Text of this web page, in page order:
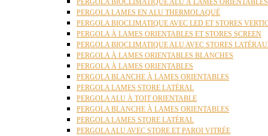
PERGOLA BIOCLIMATIQUE ALU À LAMES
PERGOLA LAMES EN ALU THERMOLAQUÉ
PERGOLA BIOCLIMATIQUE AVEC LED ET STORES
PERGOLA À LAMES ORIENTABLES ET STORES SCREEN
PERGOLA BIOCLIMATIQUE ALU AVEC STORES
PERGOLA À LAMES ORIENTABLES BLANCHES
PERGOLA À LAMES ORIENTABLES
PERGOLA BLANCHE À LAMES ORIENTABLES
PERGOLA LAMES STORE LATÉRAL
PERGOLA ALU À TOIT ORIENTABLE
PERGOLA BLANCHE À LAMES ORIENTABLES
PERGOLA LAMES STORE LATÉRAL
PERGOLA ALU AVEC STORE ET PAROI VITRÉE